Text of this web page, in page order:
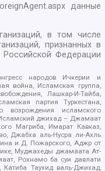
данные
в том числе
признанных в
Российской Федерации
народов Ичкерии и
война, Исламская группа,
Лашкар-И-Тайба,
партия Туркестана,
возрождения исламского
джихад – Джамаат
Магриба, Имарат Кавказ,
Джабха аль-Нусра ли-Ахль
и Д. Пожарского, Аджр от
Муджахеды джамаата Ат-
Рохнамо ба суи давлати
Катиба Таухид валь-Джихад,